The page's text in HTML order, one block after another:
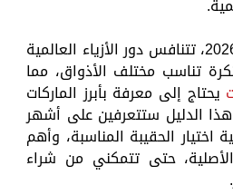
في عالم الموضة لعام 2026، تتنافس دور الأزياء العالمية
تناسب مختلف الأذواق، مما
يحتاج إلى معرفة بأبرز الماركات
الدليل ستتعرفين على أشهر
اختيار الحقيبة المناسبة، وأهم
الأصلية، حتى تتمكني من شراء